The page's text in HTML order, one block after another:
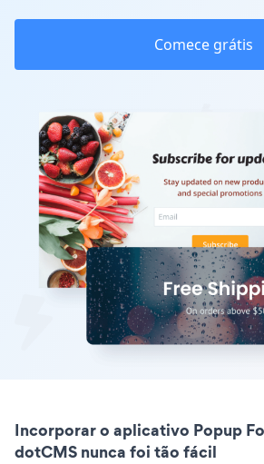
Comece grátis
Incorporar o aplicativo Popup
dotCMS nunca foi tão fácil